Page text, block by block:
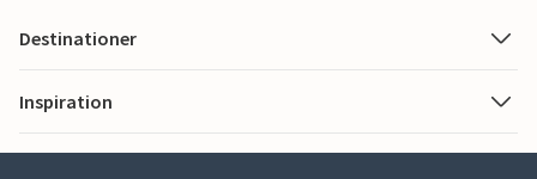
Destinationer
Inspiration